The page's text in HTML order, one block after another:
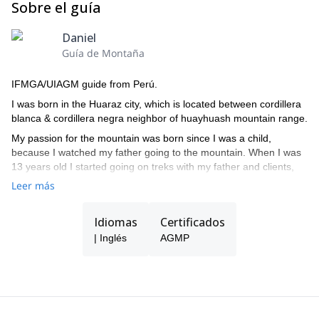
Sobre el guía
Daniel
Guía de Montaña
IFMGA/UIAGM guide from Perú.
I was born in the Huaraz city, which is located between cordillera
blanca & cordillera negra neighbor of huayhuash mountain range.
My passion for the mountain was born since I was a child,
because I watched my father going to the mountain. When I was
13 years old I started going on treks with my father and clients,
and as soon as I finished my high school I applied to the high
I have a wide guiding experience in trekking and climbing,
organizing, trekking and climbing expeditions into cordillera
Leer más
Idiomas
| Inglés
Certificados
AGMP